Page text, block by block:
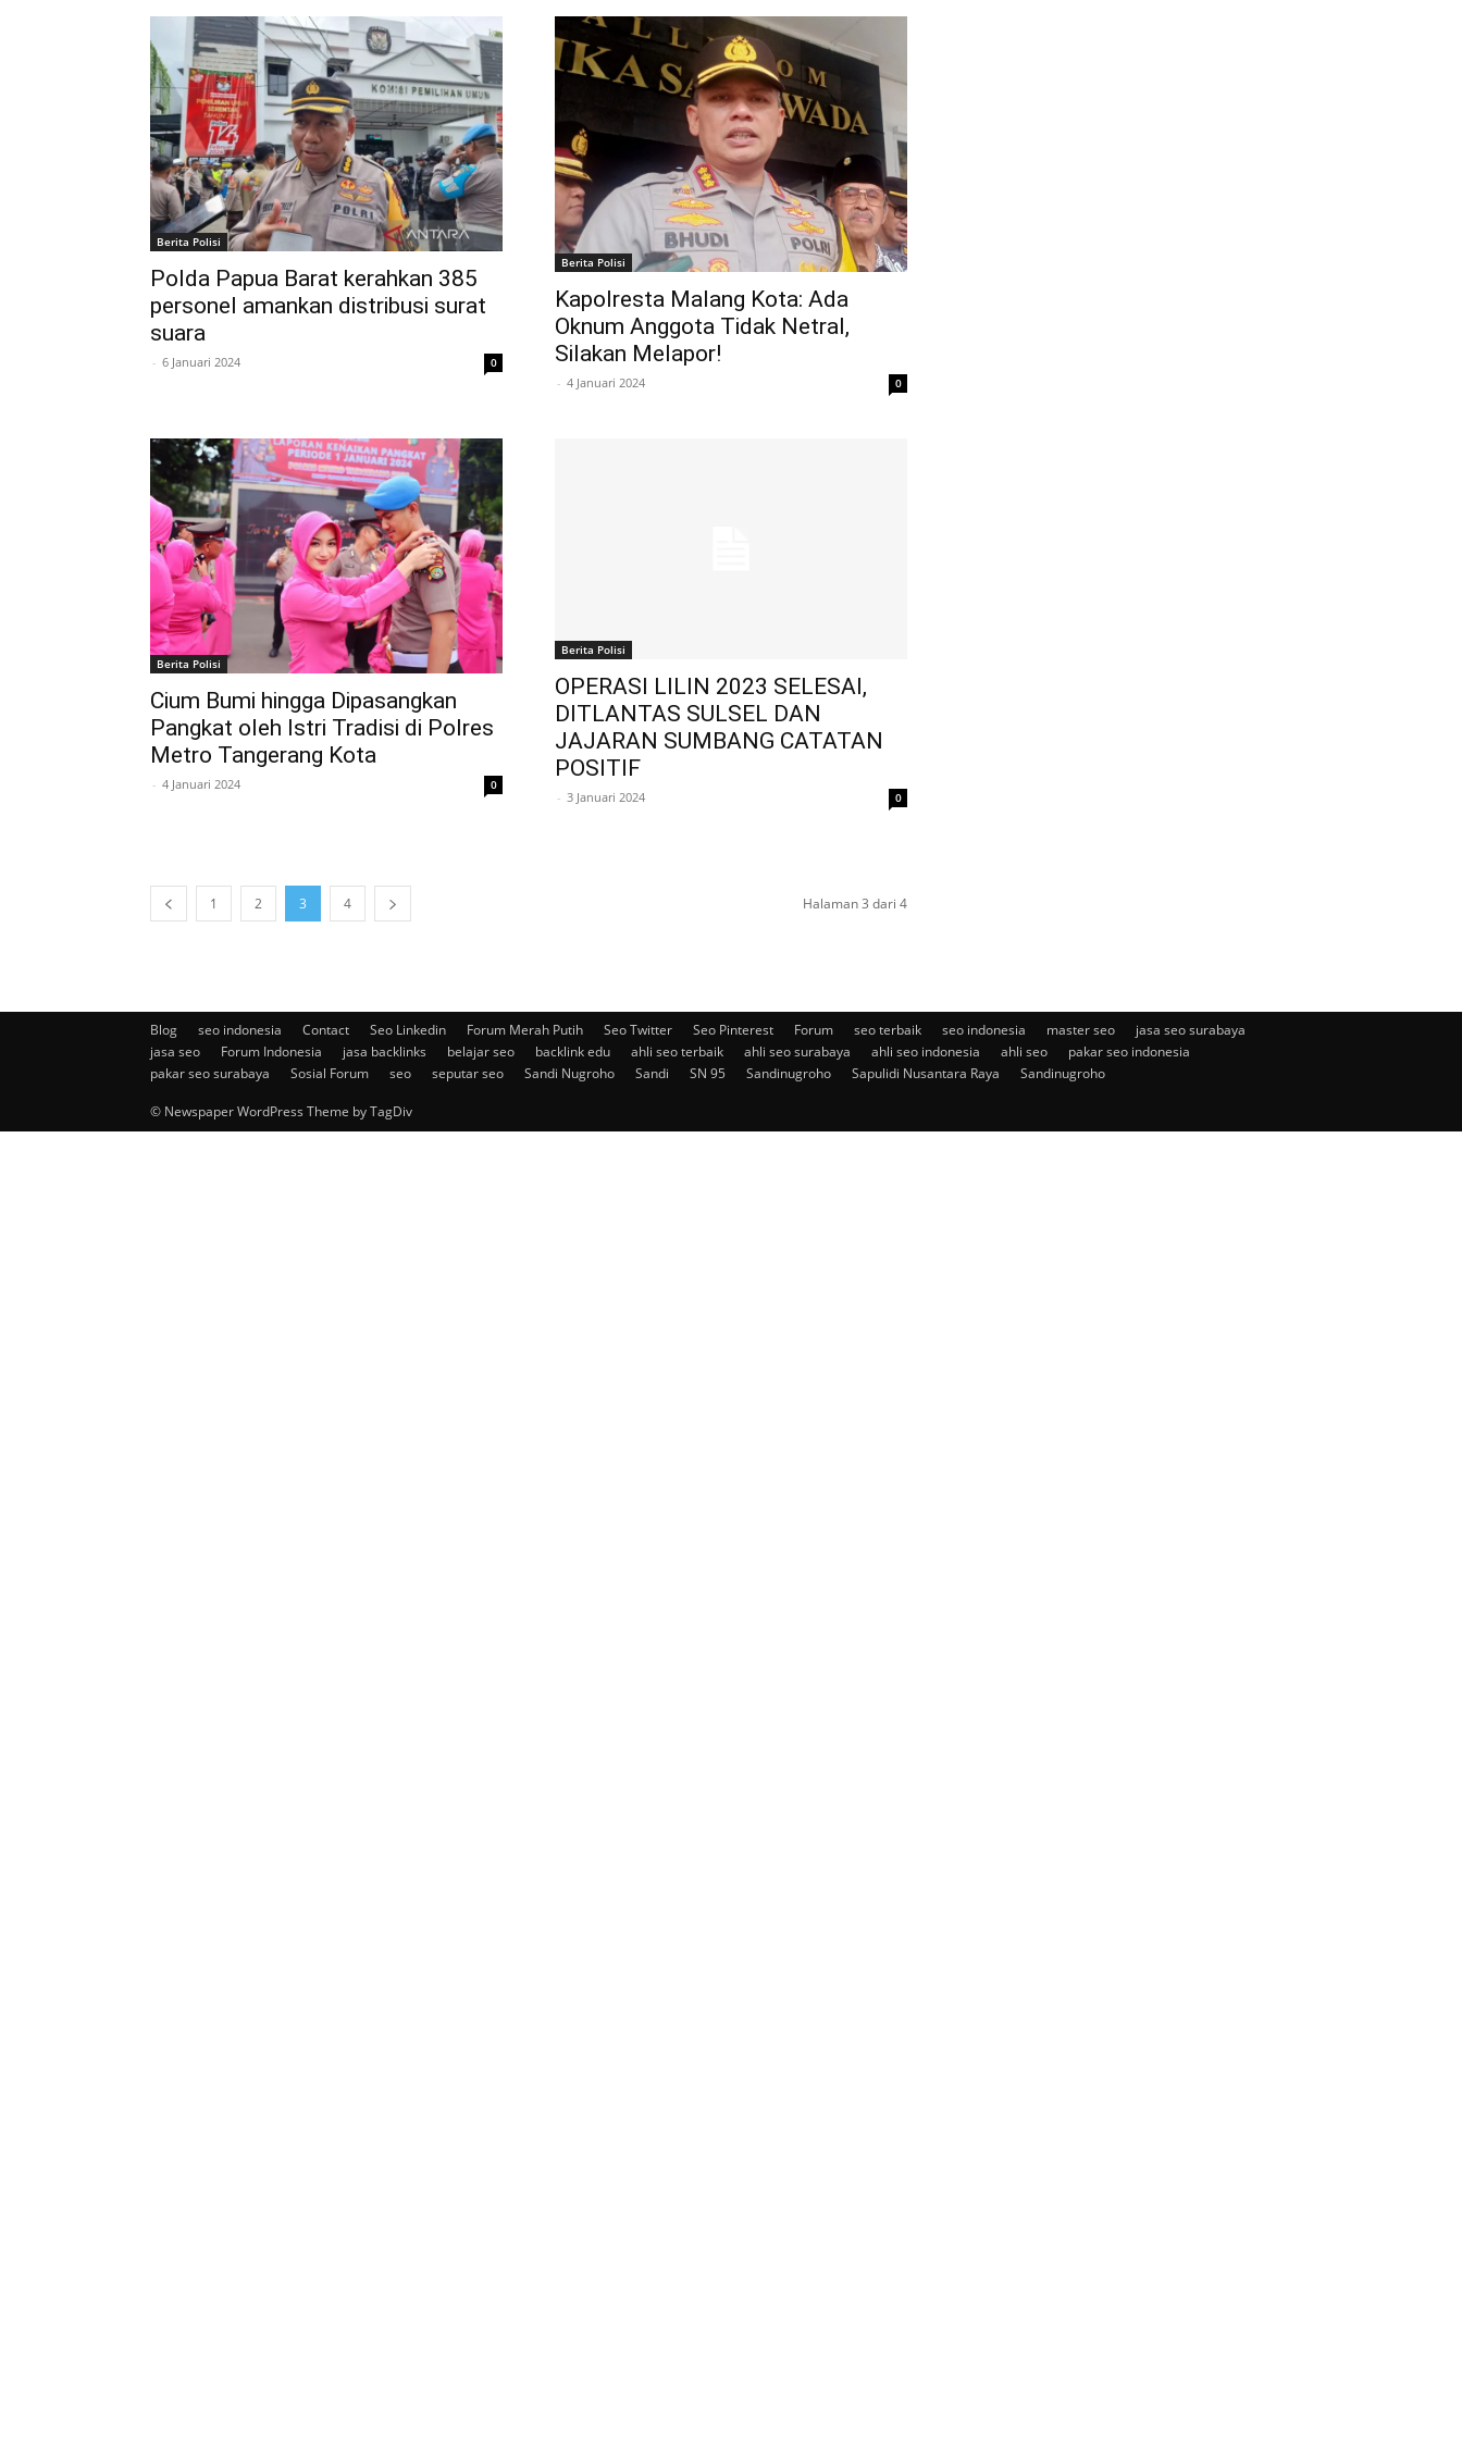
Berita Polisi
Polda Papua Barat kerahkan 385
personel amankan distribusi surat
suara
- 6 Januari 2024 0
Berita Polisi
Kapolresta Malang Kota: Ada
Oknum Anggota Tidak Netral,
Silakan Melapor!
- 4 Januari 2024 0
Berita Polisi
Cium Bumi hingga Dipasangkan
Pangkat oleh Istri Tradisi di Polres
Metro Tangerang Kota
- 4 Januari 2024 0
Berita Polisi
OPERASI LILIN 2023 SELESAI,
DITLANTAS SULSEL DAN
JAJARAN SUMBANG CATATAN
POSITIF
- 3 Januari 2024 0
1 2 3 4 Halaman 3 dari 4
Blog seo indonesia Contact Seo Linkedin Forum Merah Putih Seo Twitter Seo Pinterest Forum seo terbaik seo indonesia master seo
jasa seo surabaya
jasa seo
Forum Indonesia jasa backlinks belajar seo backlink edu ahli seo terbaik ahli seo surabaya ahli seo indonesia ahli seo
pakar seo indonesia
pakar seo surabaya
Sosial Forum seo seputar seo Sandi Nugroho Sandi SN 95 Sandinugroho Sapulidi Nusantara Raya Sandinugroho
© Newspaper WordPress Theme by TagDiv